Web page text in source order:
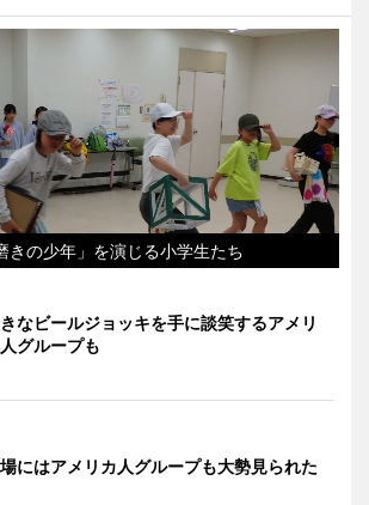
きの少年」を演じる小学生たち
なビールジョッキを手に談笑するアメリ
グループも
にはアメリカ人グループも大勢見られた